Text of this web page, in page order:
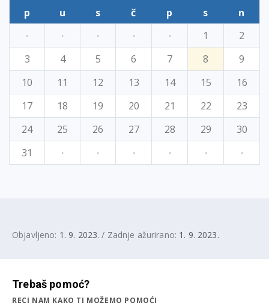
p
u s č p s
n
·
· · · · 1
2
3
4 5 6 7 8
9
10
11 12 13 14 15
16
17
18 19 20 21 22
23
24
25 26 27 28 29
30
31
· · · · · ·
Objavljeno: 1. 9. 2023. / Zadnje ažurirano: 1. 9. 2023.
Trebaš pomoć?
RECI NAM KAKO TI MOŽEMO POMOĆI